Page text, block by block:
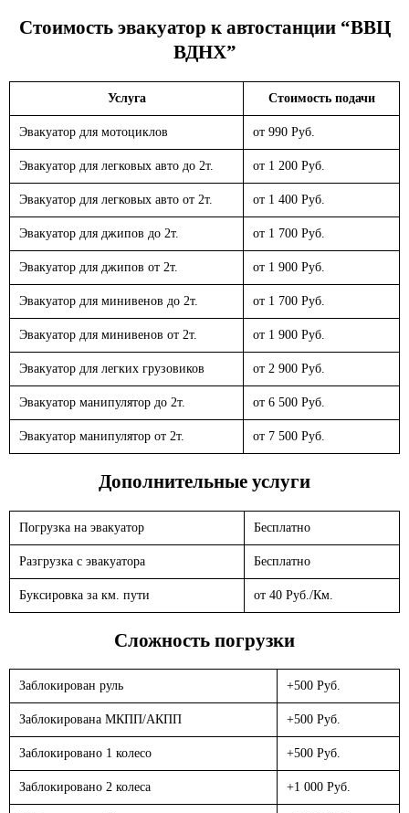
Стоимость эвакуатор к автостанции “ВВЦ
ВДНХ”
Услуга Стоимость подачи
Эвакуатор для мотоциклов от 990 Руб.
Эвакуатор для легковых авто до 2т. от 1 200 Руб.
Эвакуатор для легковых авто от 2т. от 1 400 Руб.
Эвакуатор для джипов до 2т. от 1 700 Руб.
Эвакуатор для джипов от 2т. от 1 900 Руб.
Эвакуатор для минивенов до 2т. от 1 700 Руб.
Эвакуатор для минивенов от 2т. от 1 900 Руб.
Эвакуатор для легких грузовиков от 2 900 Руб.
Эвакуатор манипулятор до 2т. от 6 500 Руб.
Эвакуатор манипулятор от 2т. от 7 500 Руб.
Дополнительные услуги
Погрузка на эвакуатор Бесплатно
Разгрузка с эвакуатора Бесплатно
Буксировка за км. пути от 40 Руб./Км.
Сложность погрузки
Заблокирован руль +500 Руб.
Заблокирована МКПП/АКПП +500 Руб.
Заблокировано 1 колесо +500 Руб.
Заблокировано 2 колеса +1 000 Руб.